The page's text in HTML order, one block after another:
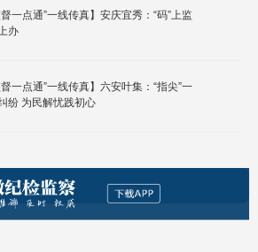
督一点通”一线传真】安庆宜秀：“码”上监
办
督一点通”一线传真】六安叶集：“指尖”一
纷 为民解忧践初心